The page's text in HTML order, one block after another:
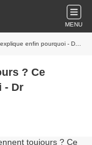
MENU
pourquoi - Dr Broussalian
? Ce
- Dr